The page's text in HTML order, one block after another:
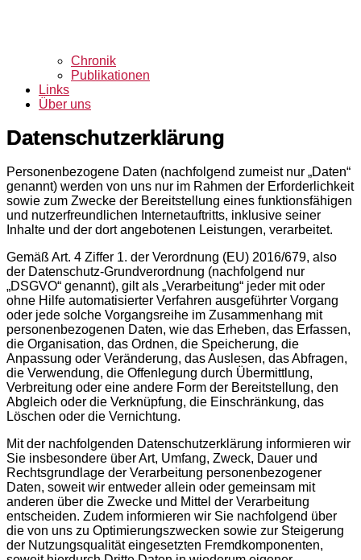
Chronik
Publikationen
Links
Über uns
Datenschutzerklärung
Personenbezogene Daten (nachfolgend zumeist nur „Daten“
genannt) werden von uns nur im Rahmen der Erforderlichkeit
sowie zum Zwecke der Bereitstellung eines funktionsfähigen
und nutzerfreundlichen Internetauftritts, inklusive seiner
Inhalte und der dort angebotenen Leistungen, verarbeitet.
Gemäß Art. 4 Ziffer 1. der Verordnung (EU) 2016/679, also
der Datenschutz-Grundverordnung (nachfolgend nur
„DSGVO“ genannt), gilt als „Verarbeitung“ jeder mit oder
ohne Hilfe automatisierter Verfahren ausgeführter Vorgang
oder jede solche Vorgangsreihe im Zusammenhang mit
personenbezogenen Daten, wie das Erheben, das Erfassen,
die Organisation, das Ordnen, die Speicherung, die
Anpassung oder Veränderung, das Auslesen, das Abfragen,
die Verwendung, die Offenlegung durch Übermittlung,
Verbreitung oder eine andere Form der Bereitstellung, den
Abgleich oder die Verknüpfung, die Einschränkung, das
Löschen oder die Vernichtung.
Mit der nachfolgenden Datenschutzerklärung informieren wir
Sie insbesondere über Art, Umfang, Zweck, Dauer und
Rechtsgrundlage der Verarbeitung personenbezogener
Daten, soweit wir entweder allein oder gemeinsam mit
anderen über die Zwecke und Mittel der Verarbeitung
entscheiden. Zudem informieren wir Sie nachfolgend über
die von uns zu Optimierungszwecken sowie zur Steigerung
der Nutzungsqualität eingesetzten Fremdkomponenten,